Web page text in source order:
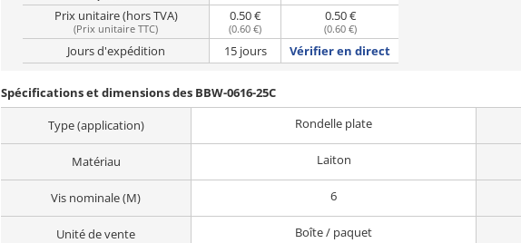
Prix unitaire (hors TVA)
(Prix unitaire TTC)
0.50 €
(0.60 €)
0.50 €
(0.60 €)
Jours d'expédition 15 jours Vérifier en direct
Spécifications et dimensions des BBW-0616-25C
Type (application)
Rondelle plate
Matériau Laiton
Vis nominale (M) 6
Unité de vente Boîte / paquet